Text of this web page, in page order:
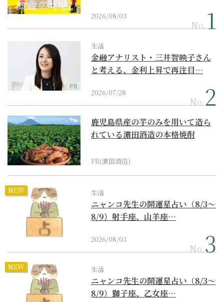
2026/08/03
No.
PR
生活
金融アナリスト・三井智映子さん
と考える、金利上昇で再注目…
2026/07/28
No.
鹿児島県産の芋のみを用いて造ら
れている濵田酒造の本格焼酎
PR(濵田酒造)
NEW 生活
ニャンコ先生の開運星占い（8/3～
8/9）射手座、山羊座…
2026/08/03
No.
NEW 生活
ニャンコ先生の開運星占い（8/3～
8/9）獅子座、乙女座…